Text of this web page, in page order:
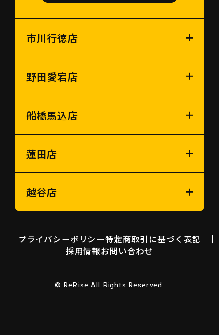
市川行徳店
野田愛宕店
船橋馬込店
蓮田店
越谷店
プライバシーポリシー特定商取引に基づく表記
採用情報お問い合わせ
© ReRise All Rights Reserved.